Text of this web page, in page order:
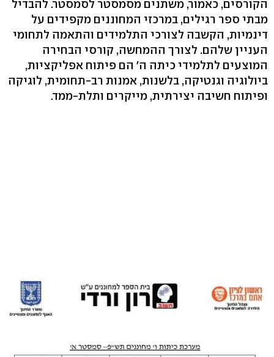
הקורסים, כאמור, משתנים מסמסטר לסמסטר. להבדיל
מבתי ספר רגילים, במרכזי המחוננים מקפידים על
דינמיות, הקשבה לצורכי התלמידים והתאמה לתחומי
העניין שלהם. לצורך ההמחשה, קורסי הבחירה
המוצעים לתלמידי כיתה ה' הם פיתוח אפליקציות,
ביולוגיה וגנטיקה, בלשנות, אמנות רב-תחומית, לוגיקה
ופיתוח חשיבה יצירתית, מייקרים ותלת-ממד.